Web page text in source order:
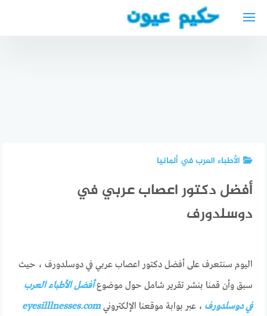
افضل دكتور
الأطباء العرب في ألمانيا
أفضل دكتور اعصاب عربي في
دوسلدورف
اليوم سنتعرف على أفضل دكتور اعصاب عربي في دوسلدورف ، حيث
سبق وأن قمنا بنشر تقرير شامل حول موضوعأفضل الأطباء العرب
في دوسلدورف ، عبر بوابة موقعنا الإلكترونيeyesilllnesses.com